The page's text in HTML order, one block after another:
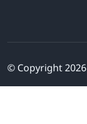
© Copyright2026